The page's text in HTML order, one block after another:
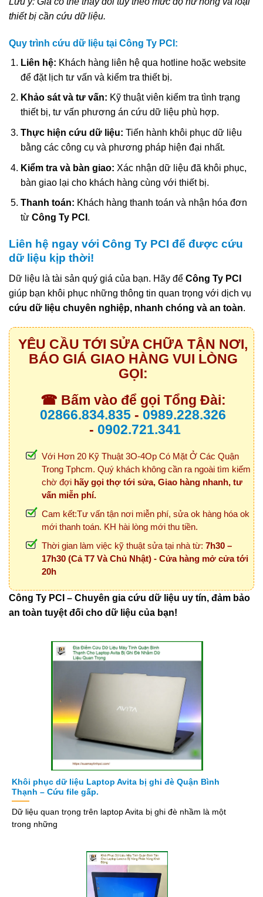
thiết bị cần cứu dữ liệu.
Quy trình cứu dữ liệu tại Công Ty PCI:
Liên hệ: Khách hàng liên hệ qua hotline hoặc website
để đặt lịch tư vấn và kiểm tra thiết bị.
Khảo sát và tư vấn: Kỹ thuật viên kiểm tra tình trạng
thiết bị, tư vấn phương án cứu dữ liệu phù hợp.
Thực hiện cứu dữ liệu: Tiến hành khôi phục dữ liệu
bằng các công cụ và phương pháp hiện đại nhất.
Kiểm tra và bàn giao: Xác nhận dữ liệu đã khôi phục,
bàn giao lại cho khách hàng cùng với thiết bị.
Thanh toán: Khách hàng thanh toán và nhận hóa đơn
từ Công Ty PCI .
Liên hệ ngay với Công Ty PCI để được cứu
dữ liệu kịp thời!
Dữ liệu là tài sản quý giá của bạn. Hãy để Công Ty PCI
giúp bạn khôi phục những thông tin quan trọng với dịch vụ
cứu dữ liệu chuyên nghiệp, nhanh chóng và an toàn.
YÊU CẦU TỚI SỬA CHỮA TẬN NƠI,
BÁO GIÁ GIAO HÀNG VUI LÒNG
GỌI:
☎ Bấm vào để gọi Tổng Đài:
02866.834.835 - 0989.228.326
- 0902.721.341
Với Hơn 20 Kỹ Thuật 3O-4Op Có Mặt Ở Các Quận
Trong Tphcm. Quý khách không cần ra ngoài tìm kiếm
chờ đợi hãy gọi thợ tới sửa, Giao hàng nhanh, tư
vấn miễn phí.
Cam kết:Tư vấn tận nơi miễn phí, sửa ok hàng hóa ok
mới thanh toán. KH hài lòng mới thu tiền.
Thời gian làm việc kỹ thuật sửa tại nhà từ: 7h30 –
17h30 (Cả T7 Và Chủ Nhật) - Cửa hàng mở cửa tới
20h
Công Ty PCI – Chuyên gia cứu dữ liệu uy tín, đảm bảo
an toàn tuyệt đối cho dữ liệu của bạn!
Khôi phục dữ liệu Laptop Avita bị ghi đè Quận Bình
Thạnh – Cứu file gấp.
Dữ liệu quan trọng trên laptop Avita bị ghi đè nhầm là một
trong những